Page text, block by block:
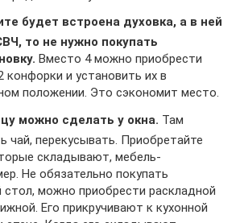
будет встроена духовка, а в ней
то не нужно покупать
Вместо 4 можно приобрести
конфорки и установить их в
положении. Это сэкономит место.
можно сделать у окна. Там
чай, перекусывать. Приобретайте
складывают, мебель-
Не обязательно покупать
стол, можно приобрести раскладной
Его прикручивают к кухонной